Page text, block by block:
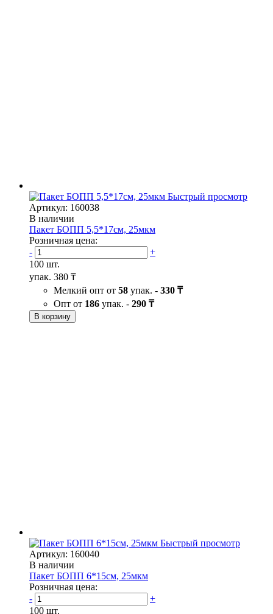
Быстрый просмотр
Артикул: 160038
В наличии
Пакет БОПП 5,5*17см, 25мкм
Розничная цена:
-
+
100 шт.
упак. 380 ₸
Мелкий опт от 58 упак. - 330 ₸
Опт от 186 упак. - 290 ₸
В корзину
Быстрый просмотр
Артикул: 160040
В наличии
Пакет БОПП 6*15см, 25мкм
Розничная цена:
-
+
100 шт.